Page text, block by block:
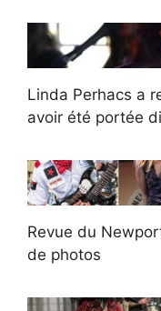
Linda Perhacs a
avoir été portée
Revue du
de photos